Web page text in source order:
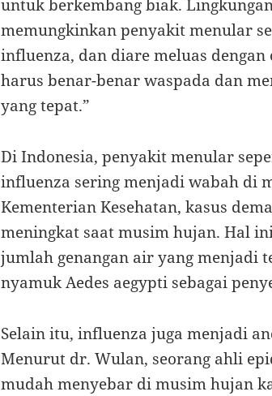
untuk berkembang biak.
memungkinkan penyakit menular
influenza, dan diare meluas
harus benar-benar waspada dan
yang tepat.”
Di Indonesia, penyakit menular
influenza sering menjadi wabah di
Kementerian Kesehatan, kasus
meningkat saat musim hujan. Hal
jumlah genangan air yang menjadi
nyamuk Aedes aegypti sebagai
Selain itu, influenza juga menjadi
Menurut dr. Wulan, seorang ahli
mudah menyebar di musim hujan